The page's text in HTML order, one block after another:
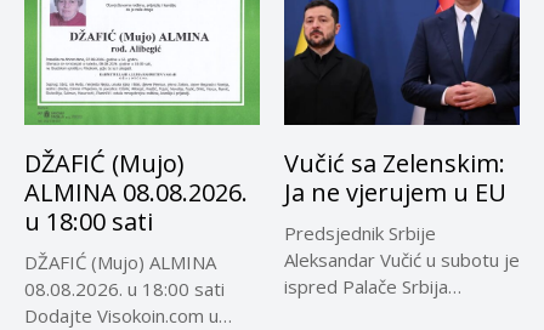
DŽAFIĆ (Mujo)
ALMINA 08.08.2026.
u 18:00 sati
DŽAFIĆ (Mujo) ALMINA
08.08.2026. u 18:00 sati
Dodajte Visokoin.com u
Vučić sa Zelenskim:
Ja ne vjerujem u EU
Predsjednik Srbije
Aleksandar Vučić u subotu je
ispred Palače Srbija